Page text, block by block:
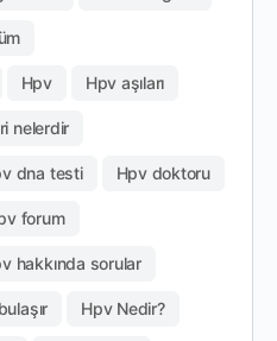
Hpv Hpv aşıları
nelerdir
dna testi Hpv doktoru
forum
hakkında sorular
Hpv Nedir?